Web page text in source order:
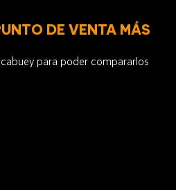
DE VENTA MÁS
para poder compararlos